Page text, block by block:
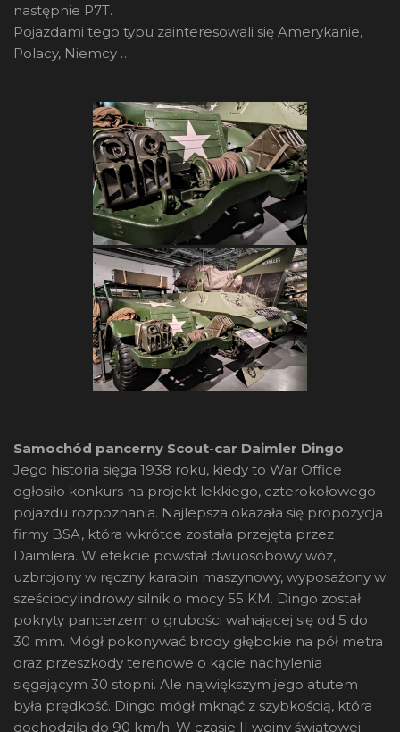
następnie P7T.
Pojazdami tego typu zainteresowali się Amerykanie,
Polacy, Niemcy …
Samochód pancerny Scout-car Daimler Dingo
Jego historia sięga 1938 roku, kiedy to War Office
ogłosiło konkurs na projekt lekkiego, czterokołowego
pojazdu rozpoznania. Najlepsza okazała się propozycja
firmy BSA, która wkrótce została przejęta przez
Daimlera. W efekcie powstał dwuosobowy wóz,
uzbrojony w ręczny karabin maszynowy, wyposażony w
sześciocylindrowy silnik o mocy 55 KM. Dingo został
pokryty pancerzem o grubości wahającej się od 5 do
30 mm. Mógł pokonywać brody głębokie na pół metra
oraz przeszkody terenowe o kącie nachylenia
sięgającym 30 stopni. Ale największym jego atutem
była prędkość. Dingo mógł mknąć z szybkością, która
dochodziła do 90 km/h. W czasie II wojny światowej